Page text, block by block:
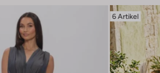
6 Artikel